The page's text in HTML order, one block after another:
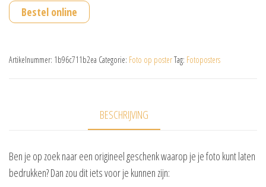
Bestel online
Artikelnummer: 1b96c711b2ea Categorie: Foto op posterTag: Fotoposters
BESCHRIJVING
Ben je op zoek naar een origineel geschenk waarop je je foto kunt laten
bedrukken? Dan zou dit iets voor je kunnen zijn: